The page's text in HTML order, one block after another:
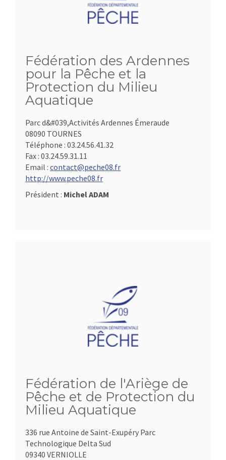
Fédération des Ardennes
pour la Pêche et la
Protection du Milieu
Aquatique
Parc d&#039,Activités Ardennes Émeraude
08090 TOURNES
Téléphone : 03.24.56.41.32
Fax : 03.24.59.31.11
Email : contact@peche08.fr
http://www.peche08.fr
Président : Michel ADAM
Fédération de l'Ariège de
Pêche et de Protection du
Milieu Aquatique
336 rue Antoine de Saint-Exupéry Parc
Technologique Delta Sud
09340 VERNIOLLE